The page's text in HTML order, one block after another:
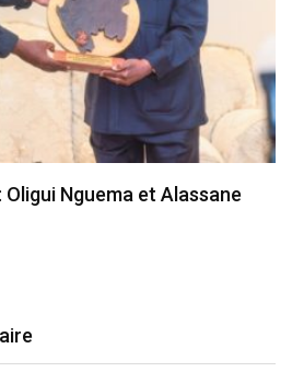
Oligui Nguema et Alassane